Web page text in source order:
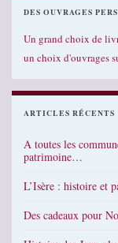
DES OUVRAGES
Un grand choix de
un choix d'ouvrages
ARTICLES RÉCENTS
A toutes les
patrimoine…
L’Isère : histoire et
Des cadeaux pour